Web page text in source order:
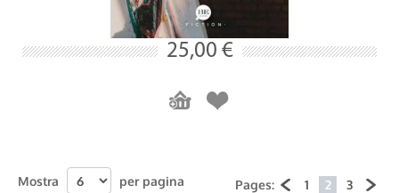
25,00 €
Pages: 1 2 3
Mostra per pagina